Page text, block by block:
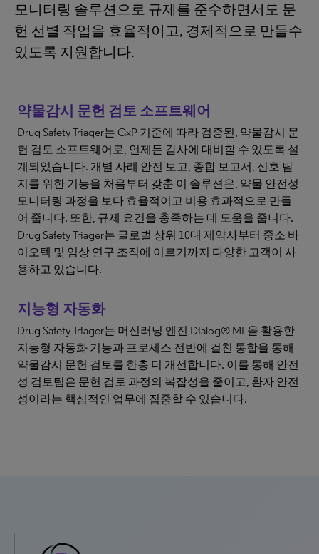
모니터링 솔루션으로 규제를 준수하면서도 문
헌 선별 작업을 효율적이고, 경제적으로 만들수
있도록 지원합니다.
약물감시 문헌 검토 소프트웨어
Drug Safety Triager는 GxP 기준에 따라 검증된, 약물감시 문
헌 검토 소프트웨어로, 언제든 감사에 대비할 수 있도록 설
계되었습니다. 개별 사례 안전 보고, 종합 보고서, 신호 탐
지를 위한 기능을 처음부터 갖춘 이 솔루션은, 약물 안전성
모니터링 과정을 보다 효율적이고 비용 효과적으로 만들
어 줍니다. 또한, 규제 요건을 충족하는 데 도움을 줍니다.
Drug Safety Triager는 글로벌 상위 10대 제약사부터 중소 바
이오텍 및 임상 연구 조직에 이르기까지 다양한 고객이 사
용하고 있습니다.
지능형 자동화
Drug Safety Triager는 머신러닝 엔진 Dialog® ML을 활용한
지능형 자동화 기능과 프로세스 전반에 걸친 통합을 통해
약물감시 문헌 검토를 한층 더 개선합니다. 이를 통해 안전
성 검토팀은 문헌 검토 과정의 복잡성을 줄이고, 환자 안전
성이라는 핵심적인 업무에 집중할 수 있습니다.